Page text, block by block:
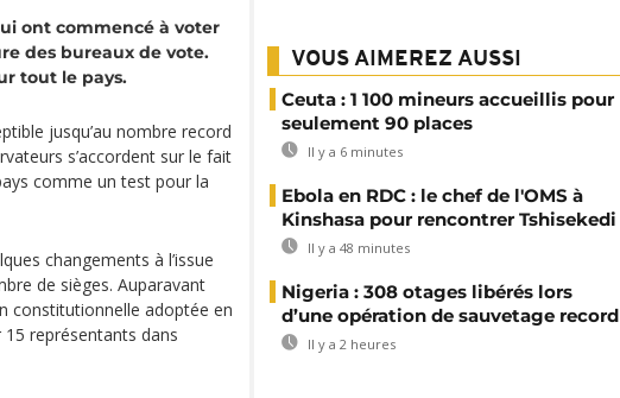
ont commencé à voter
des bureaux de vote.
tout le pays.
jusqu’au nombre record
s’accordent sur le fait
comme un test pour la
changements à l’issue
de sièges. Auparavant
constitutionnelle adoptée en
représentants dans
VOUS AIMEREZ AUSSI
Ceuta : 1 100 mineurs accueillis pour
seulement 90 places
Il y a 6 minutes
Ebola en RDC : le chef de l'OMS à
Kinshasa pour rencontrer Tshisekedi
Il y a 48 minutes
Nigeria : 308 otages libérés lors
d’une opération de sauvetage record
Il y a 2 heures